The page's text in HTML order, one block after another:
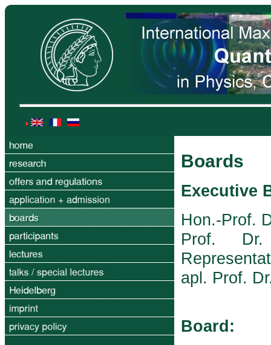
Boards
Executive
Hon.-Prof.
Prof. Dr.
apl. Prof.
Board: